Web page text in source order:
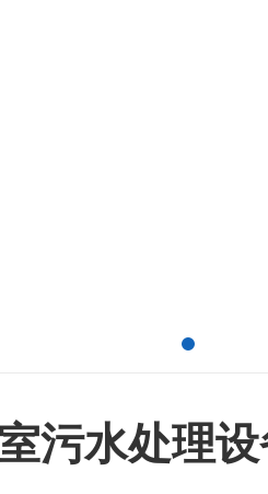
污水处理